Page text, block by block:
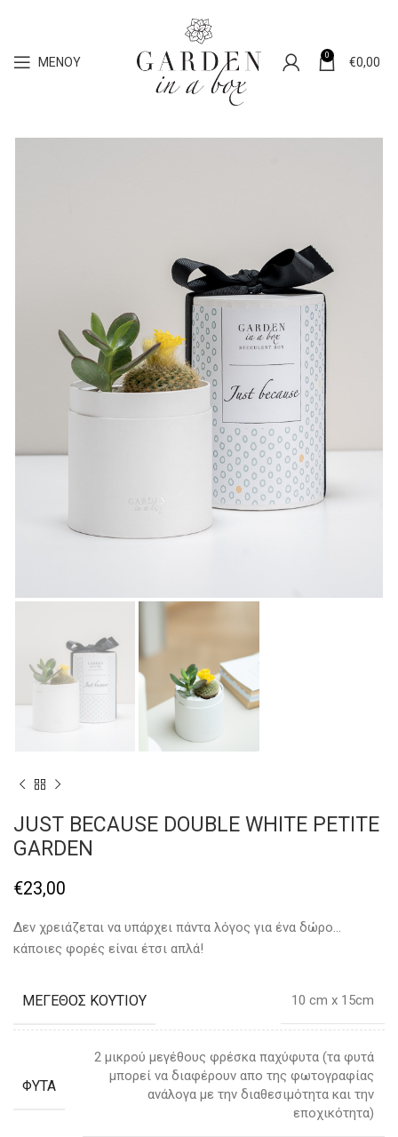
ΜΕΝΟΎ 0 €0,00
JUST BECAUSE DOUBLE WHITE PETITE
GARDEN
€23,00
Δεν χρειάζεται να υπάρχει πάντα λόγος για ένα δώρο…
κάποιες φορές είναι έτσι απλά!
ΜΕΓΕΘΟΣ ΚΟΥΤΙΟΥ 10 cm x 15cm
ΦΥΤΑ
2 μικρού μεγέθους φρέσκα παχύφυτα (τα φυτά
μπορεί να διαφέρουν απο της φωτογραφίας
ανάλογα με την διαθεσιμότητα και την
εποχικότητα)